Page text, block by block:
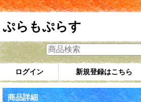
ぷらもぷらす
ログイン 新規登録はこちら
商品詳細